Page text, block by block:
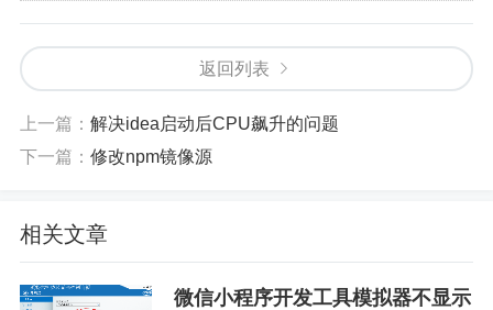
返回列表
上一篇： 解决idea启动后CPU飙升的问题
下一篇： 修改npm镜像源
相关文章
微信小程序开发工具模拟器不显示